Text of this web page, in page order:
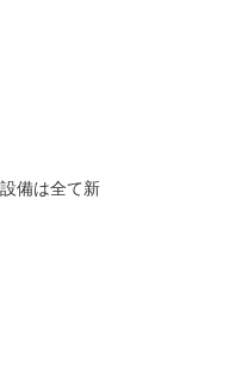
備は全て新